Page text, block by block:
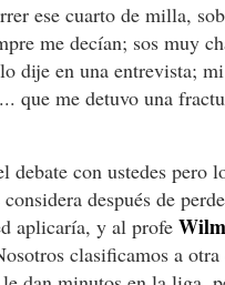
ese cuarto de milla,
me decían; sos muy
dije en una entrevista;
que me detuvo una
debate con ustedes pero
después de
aplicaría, y al profe
clasificamos a